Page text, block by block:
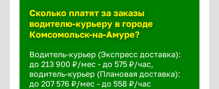
Сколько платят за заказы
водителю-курьеру в городе
Комсомольск-на-Амуре?
Водитель-курьер (Экспресс доставка):
до 213 900 ₽/мес - до 575 ₽/час,
водитель-курьер (Плановая доставка):
до 207 576 ₽/мес - до 558 ₽/час